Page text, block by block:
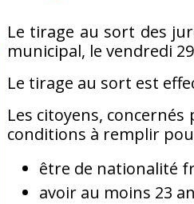
Le tirage au sort des
municipal, le vendredi
Le tirage au sort est
Les citoyens,
conditions à remplir
être de nationalité
avoir au moins 23